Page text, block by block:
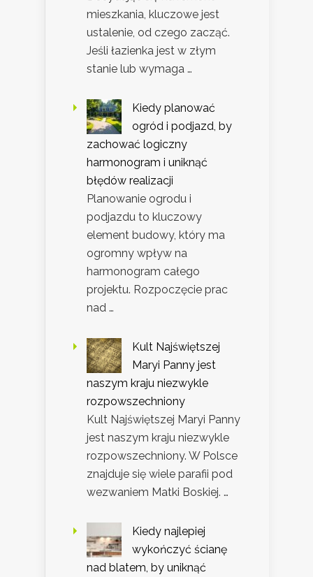
mieszkania, kluczowe jest
ustalenie, od czego zacząć.
Jeśli łazienka jest w złym
stanie lub wymaga …
Kiedy planować
ogród i podjazd, by
zachować logiczny
harmonogram i uniknąć
błędów realizacji
Planowanie ogrodu i
podjazdu to kluczowy
element budowy, który ma
ogromny wpływ na
harmonogram całego
projektu. Rozpoczęcie prac
nad …
Kult Najświętszej
Maryi Panny jest
naszym kraju niezwykle
rozpowszechniony
Kult Najświętszej Maryi Panny
jest naszym kraju niezwykle
rozpowszechniony. W Polsce
znajduje się wiele parafii pod
wezwaniem Matki Boskiej. …
Kiedy najlepiej
wykończyć ścianę
nad blatem, by uniknąć